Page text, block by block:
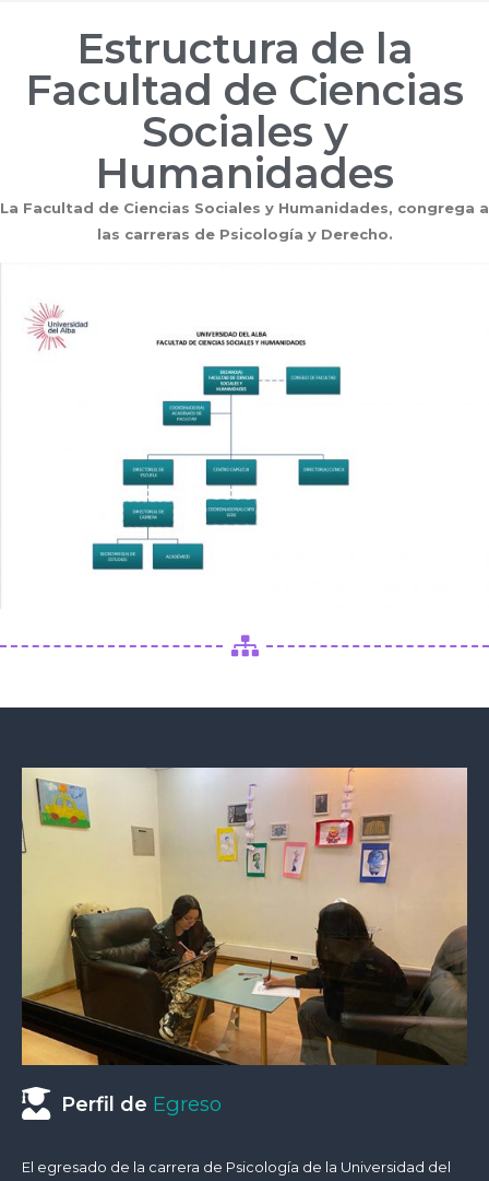
Estructura de la
Facultad de Ciencias
Sociales y
Humanidades
La Facultad de Ciencias Sociales y Humanidades, congrega a
las carreras de Psicología y Derecho.
Perfil de Egreso
El egresado de la carrera de Psicología de la Universidad del